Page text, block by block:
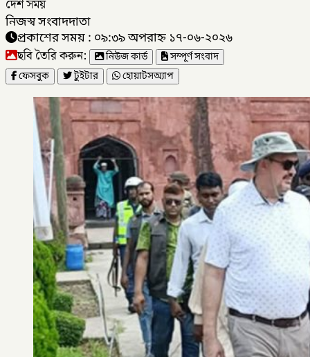
দেশ সময়
নিজস্ব সংবাদদাতা
প্রকাশের সময় : ০৯:৩৯ অপরাহ্ন ১৭-০৬-২০২৬
ছবি তৈরি করুন: নিউজ কার্ড
সম্পূর্ণ সংবাদ
ফেসবুক
টুইটার হোয়াটসঅ্যাপ